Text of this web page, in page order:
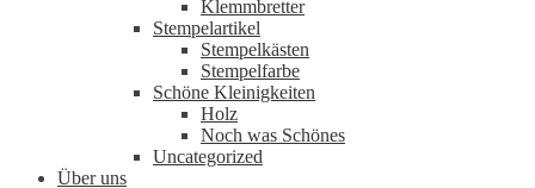
Klemmbretter
Stempelartikel
Stempelkästen
Stempelfarbe
Schöne Kleinigkeiten
Holz
Noch was Schönes
Uncategorized
Über uns